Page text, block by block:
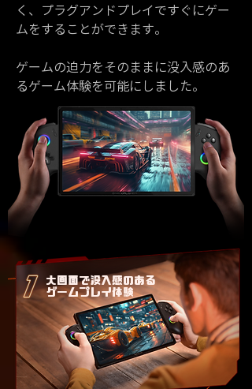
く、プラグアンドプレイですぐにゲー
ムをすることができます。
ゲームの迫力をそのままに没入感のあ
るゲーム体験を可能にしました。
大画面で没入感のある
ゲームプレイ体験